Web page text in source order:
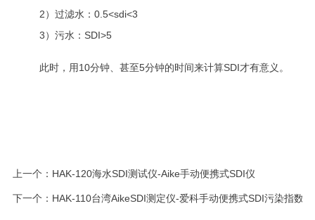
2）过滤水：0.5<sdi<3
3）污水：SDI>5
此时，用10分钟、甚至5分钟的时间来计算SDI才有意义。
上一个： HAK-120海水SDI测试仪-Aike手动便携式SDI仪
下一个： HAK-110台湾AikeSDI测定仪-爱科手动便携式SDI污染指数